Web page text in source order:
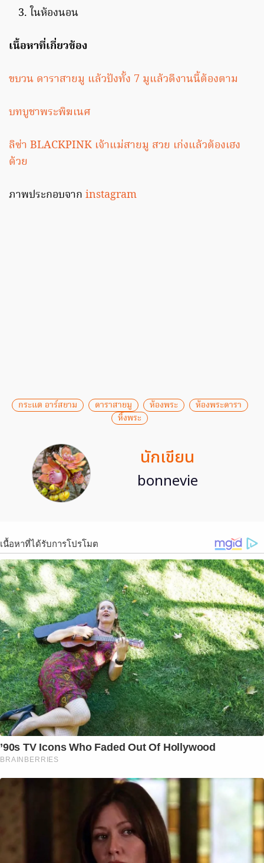
ในห้องนอน
เนื้อหาที่เกี่ยวข้อง
ขบวน ดาราสายมู แล้วปังทั้ง 7 มูแล้วดีงานนี้ต้องตาม
บทบูชาพระพิฆเนศ
ลิซ่า BLACKPINK เจ้าแม่สายมู สวย เก่งแล้วต้องเฮง
ด้วย
ภาพประกอบจาก instagram
กระแต อาร์สยาม ดาราสายมู ห้องพระ
ห้องพระดารา
หิ้งพระ
นักเขียน
bonnevie
เนื้อหาที่ได้รับการโปรโมต
’90s TV Icons Who Faded Out Of Hollywood
BRAINBERRIES